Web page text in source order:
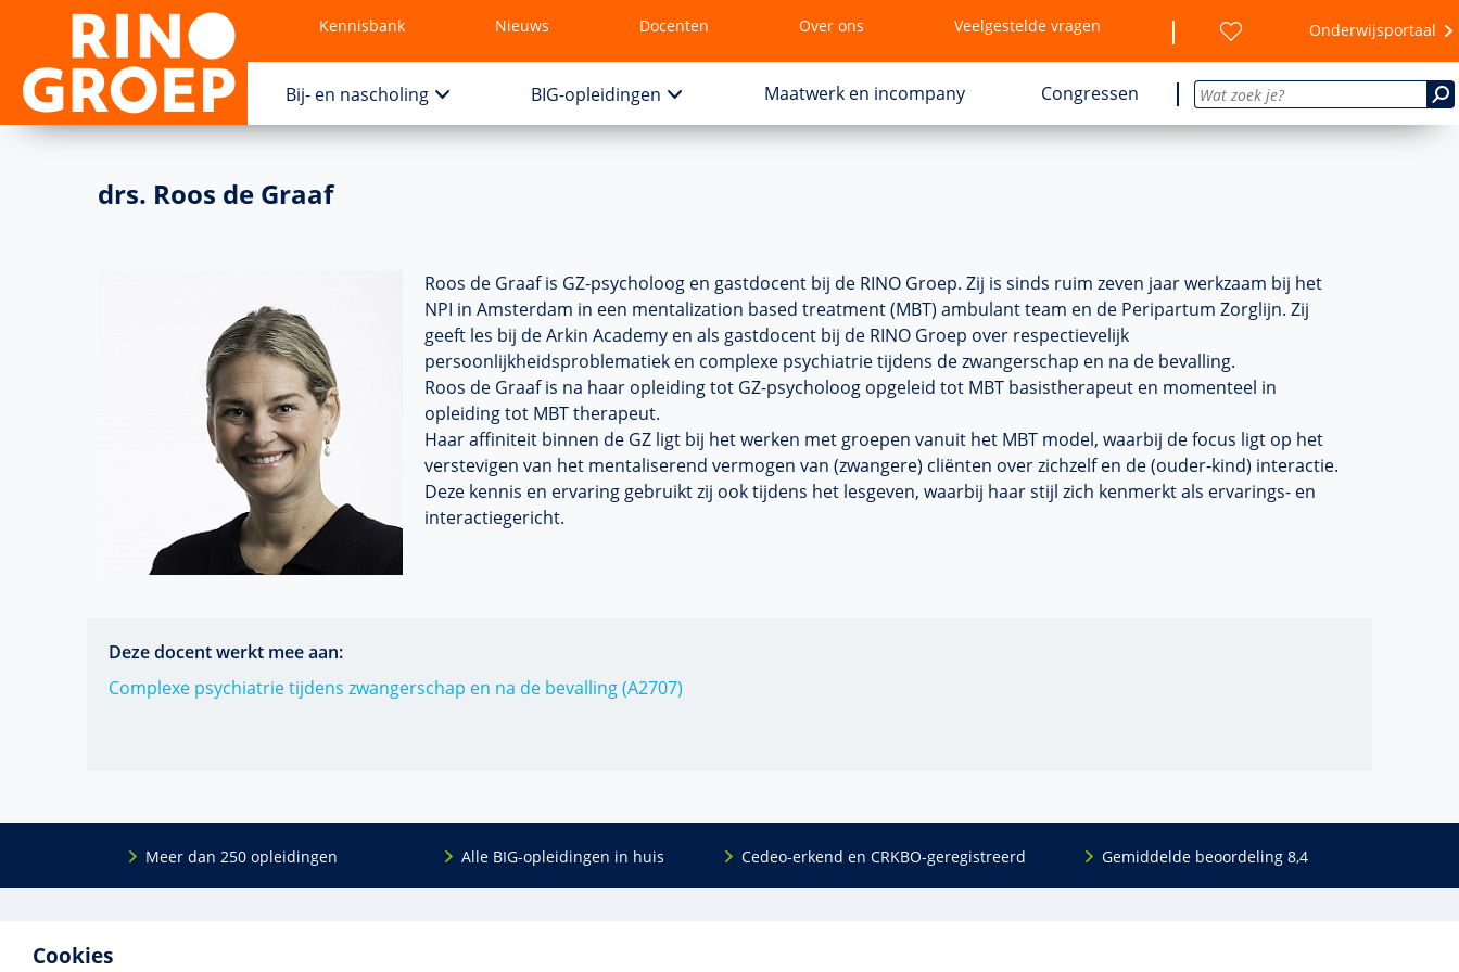
Cookies
Kennisbank Nieuws Docenten Over ons Veelgestelde vragen Onderwijsportaal
Bij- en nascholing BIG-opleidingen Maatwerk en incompany Congressen
drs. Roos de Graaf
Roos de Graaf is GZ-psycholoog en gastdocent bij de RINO Groep. Zij is sinds ruim zeven jaar werkzaam bij het
NPI in Amsterdam in een mentalization based treatment (MBT) ambulant team en de Peripartum Zorglijn. Zij
geeft les bij de Arkin Academy en als gastdocent bij de RINO Groep over respectievelijk
persoonlijkheidsproblematiek en complexe psychiatrie tijdens de zwangerschap en na de bevalling.
Roos de Graaf is na haar opleiding tot GZ-psycholoog opgeleid tot MBT basistherapeut en momenteel in
opleiding tot MBT therapeut.
Haar affiniteit binnen de GZ ligt bij het werken met groepen vanuit het MBT model, waarbij de focus ligt op het
verstevigen van het mentaliserend vermogen van (zwangere) cliënten over zichzelf en de (ouder-kind) interactie.
Deze kennis en ervaring gebruikt zij ook tijdens het lesgeven, waarbij haar stijl zich kenmerkt als ervarings- en
interactiegericht.
Deze docent werkt mee aan:
Complexe psychiatrie tijdens zwangerschap en na de bevalling (A2707)
Meer dan 250 opleidingen Alle BIG-opleidingen in huis Cedeo-erkend en CRKBO-geregistreerd Gemiddelde beoordeling 8,4
voor mensen die werken met mensen met